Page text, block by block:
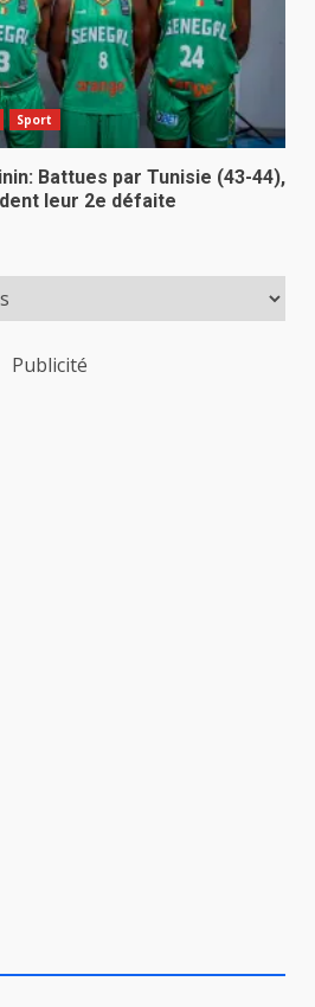
Sport
Battues par Tunisie (43-44),
leur 2e défaite
Publicité